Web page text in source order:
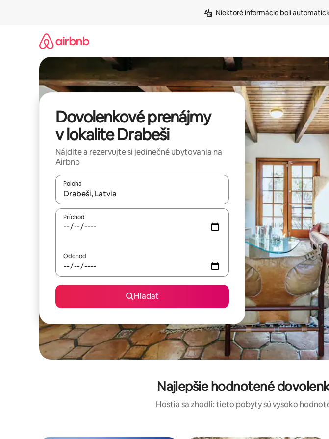
Niektoré informácie boli
Dovolenkové prenájmy
v lokalite Drabeši
Nájdite a rezervujte si jedinečné ubytovania na
Airbnb
Poloha
Keď budú výsledky k dispozícii, môžete si ich prechádzať pomocou klávesov so
Príchod
Odchod
Hľadať
Najlepšie hodnotené
Hostia sa zhodli: tieto pobyty sú vysoko